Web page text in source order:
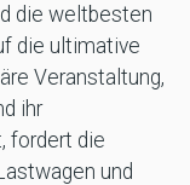
die weltbesten
die ultimative
Veranstaltung,
ihr
fordert die
und